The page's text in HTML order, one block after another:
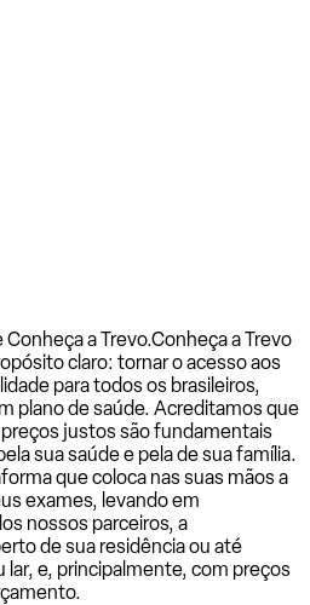
a Trevo.Conheça a Trevo
claro: tornar o acesso aos
para todos os brasileiros,
plano de saúde. Acreditamos que
justos são fundamentais
sua saúde e pela de sua família.
que coloca nas suas mãos a
exames, levando em
nossos parceiros, a
de sua residência ou até
e, principalmente, com preços